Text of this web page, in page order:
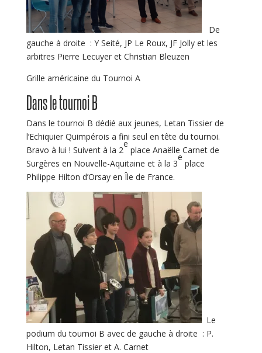
De
gauche à droite : Y Seité, JP Le Roux, JF Jolly et les
arbitres Pierre Lecuyer et Christian Bleuzen
Grille américaine du Tournoi A
Dans le tournoi B
Dans le tournoi B dédié aux jeunes, Letan Tissier de
l’Echiquier Quimpérois a fini seul en tête du tournoi.
Bravo à lui ! Suivent à la 2
e
place Anaëlle Carnet de
Surgères en Nouvelle-Aquitaine et à la 3
e
place
Philippe Hilton d’Orsay en Île de France.
Le
podium du tournoi B avec de gauche à droite : P.
Hilton, Letan Tissier et A. Carnet